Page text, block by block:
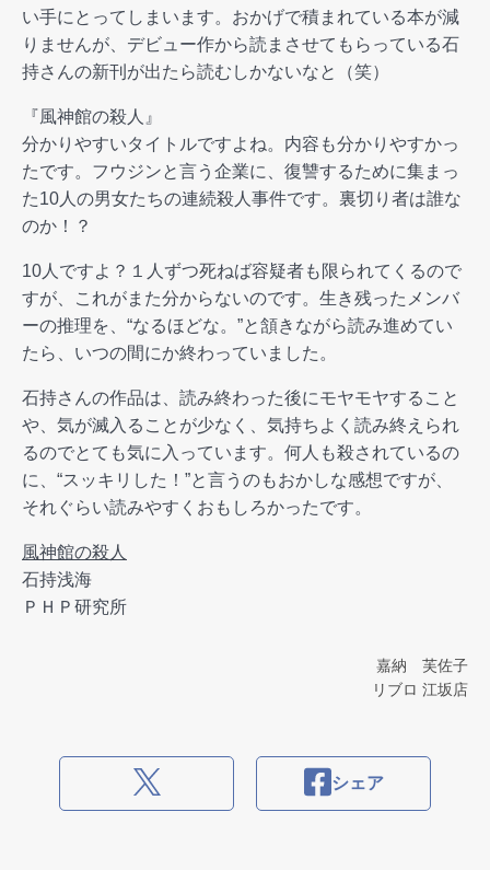
い手にとってしまいます。おかげで積まれている本が減
りませんが、デビュー作から読まさせてもらっている石
持さんの新刊が出たら読むしかないなと（笑）
『風神館の殺人』
分かりやすいタイトルですよね。内容も分かりやすかっ
たです。フウジンと言う企業に、復讐するために集まっ
た10人の男女たちの連続殺人事件です。裏切り者は誰な
のか！？
10人ですよ？１人ずつ死ねば容疑者も限られてくるので
すが、これがまた分からないのです。生き残ったメンバ
ーの推理を、“なるほどな。”と頷きながら読み進めてい
たら、いつの間にか終わっていました。
石持さんの作品は、読み終わった後にモヤモヤすること
や、気が滅入ることが少なく、気持ちよく読み終えられ
るのでとても気に入っています。何人も殺されているの
に、“スッキリした！”と言うのもおかしな感想ですが、
それぐらい読みやすくおもしろかったです。
風神館の殺人
石持浅海
ＰＨＰ研究所
嘉納 芙佐子
リブロ 江坂店
シェア